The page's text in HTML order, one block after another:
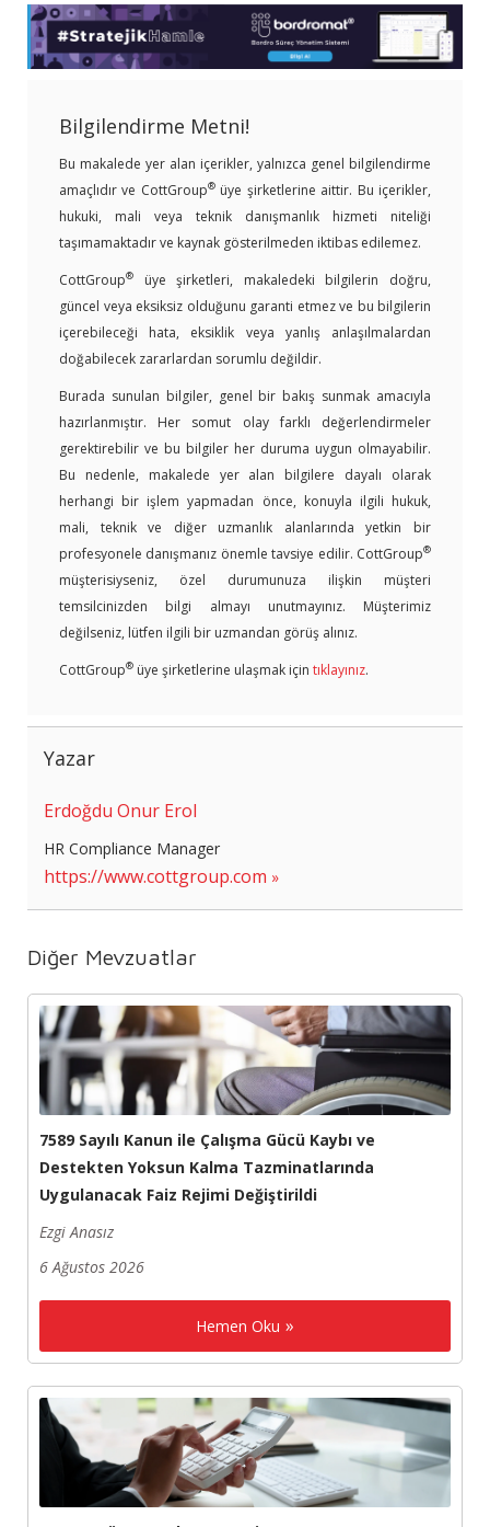
Bilgilendirme Metni!
Bu makalede yer alan içerikler, yalnızca genel bilgilendirme
amaçlıdır ve CottGroup®üye şirketlerine aittir. Bu içerikler,
hukuki, mali veya teknik danışmanlık hizmeti niteliği
taşımamaktadır ve kaynak gösterilmeden iktibas edilemez.
CottGroup®
üye şirketleri, makaledeki bilgilerin doğru,
güncel veya eksiksiz olduğunu garanti etmez ve bu bilgilerin
içerebileceği hata, eksiklik veya yanlış anlaşılmalardan
doğabilecek zararlardan sorumlu değildir.
Burada sunulan bilgiler, genel bir bakış sunmak amacıyla
hazırlanmıştır. Her somut olay farklı değerlendirmeler
gerektirebilir ve bu bilgiler her duruma uygun olmayabilir.
Bu nedenle, makalede yer alan bilgilere dayalı olarak
herhangi bir işlem yapmadan önce, konuyla ilgili hukuk,
mali, teknik ve diğer uzmanlık alanlarında yetkin bir
profesyonele danışmanız önemle tavsiye edilir. CottGroup®
müşterisiyseniz, özel durumunuza ilişkin müşteri
temsilcinizden bilgi almayı unutmayınız. Müşterimiz
değilseniz, lütfen ilgili bir uzmandan görüş alınız.
CottGroup® üye şirketlerine ulaşmak için tıklayınız.
Yazar
Erdoğdu Onur Erol
HR Compliance Manager
https://www.cottgroup.com
Diğer Mevzuatlar
7589 Sayılı Kanun ile Çalışma Gücü Kaybı ve
Destekten Yoksun Kalma Tazminatlarında
Uygulanacak Faiz Rejimi Değiştirildi
Ezgi Anasız
6 Ağustos 2026
Hemen Oku